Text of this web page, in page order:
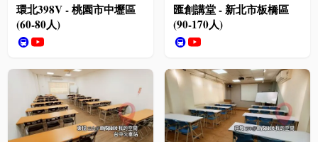
環北398V - 桃園市中壢區
(60-80人)
🚇
匯創講堂 - 新北市板橋區
(90-170人)
🚇